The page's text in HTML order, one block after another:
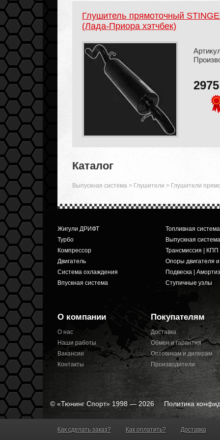
Глушитель прямоточный
(Лада-Приора хэтчбек)
2975
Каталог
Выпускная система > Глушители > Глушители
Жигули ДРИФТ
Турбо
Компрессор
Двигатель
Система охлаждения
Впускная система
Топливная система
Выпускная система
Трансмиссия | КПП
Опоры двигателя
Подвеска |
Ступичные узлы
О компании
О нас
Наши работы
Вакансии
Контакты
Покупателям
Доставка
Обмен и гарантия
Оптовикам и дилерам
Производители
© «Тюнинг Спорт» 1998 — 2026Политика
Как сделать заказ? Как оплатить? Доставка